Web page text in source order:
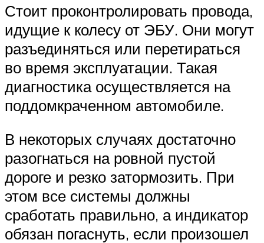
Стоит проконтролировать провода,
идущие к колесу от ЭБУ. Они могут
разъединяться или перетираться
во время эксплуатации. Такая
диагностика осуществляется на
поддомкраченном автомобиле.
В некоторых случаях достаточно
разогнаться на ровной пустой
дороге и резко затормозить. При
этом все системы должны
сработать правильно, а индикатор
обязан погаснуть, если произошел